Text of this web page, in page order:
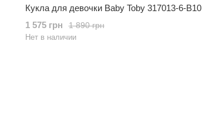
Кукла для девочки Baby Toby 317013-6-B10
1 890 грн
1 575 грн
Нет в наличии